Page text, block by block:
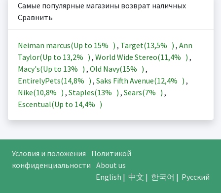
Самые популярные магазины возврат наличных
Сравнить
Neiman marcus(Up to 15% ) , Target(13,5% ) , Ann
Taylor(Up to 13,2% ) , World Wide Stereo(11,4% ) ,
Macy's(Up to 13% ) , Old Navy(15% ) ,
EntirelyPets(14,8% ) , Saks Fifth Avenue(12,4% ) ,
Nike(10,8% ) , Staples(13% ) , Sears(7% ) ,
Escentual(Up to 14,4% )
Условия и положения
Политикой
конфиденциальности About us
English | 中文 | 한국어 | Русский